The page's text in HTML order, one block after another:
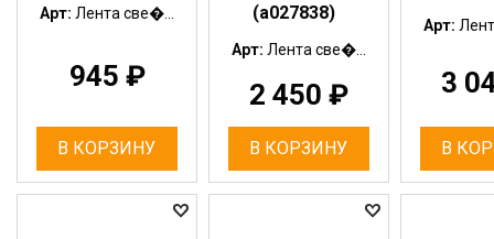
Арт: Лента све�...
945 ₽
В КОРЗИНУ
(a027838)
Арт: Лента све�...
2 450 ₽
В КОРЗИНУ
Арт:
3
В